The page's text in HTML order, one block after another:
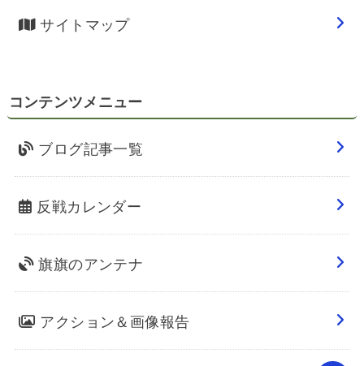
サイトマップ
コンテンツメニュー
ブログ記事一覧
反戦カレンダー
旗旗のアンテナ
アクション＆画像報告